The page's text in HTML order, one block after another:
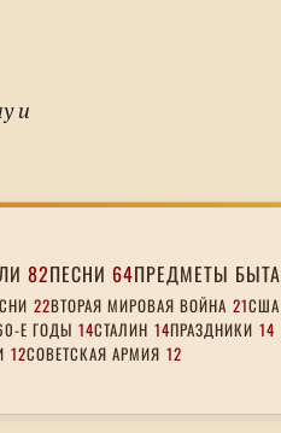
и
82ПЕСНИ 64ПРЕДМЕТЫ БЫТА
22ВТОРАЯ МИРОВАЯ ВОЙНА 21США
Е ГОДЫ 14СТАЛИН 14ПРАЗДНИКИ 14
12СОВЕТСКАЯ АРМИЯ 12